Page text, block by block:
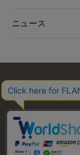
ニュース
お問い合わせ
特定商